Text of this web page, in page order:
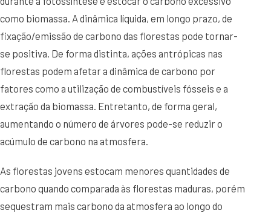
como biomassa. A dinâmica líquida, em longo prazo, de
fixação/emissão de carbono das florestas pode tornar-
se positiva. De forma distinta, ações antrópicas nas
florestas podem afetar a dinâmica de carbono por
fatores como a utilização de combustíveis fósseis e a
extração da biomassa. Entretanto, de forma geral,
aumentando o número de árvores pode-se reduzir o
acúmulo de carbono na atmosfera.
As florestas jovens estocam menores quantidades de
carbono quando comparada às florestas maduras, porém
sequestram mais carbono da atmosfera ao longo do